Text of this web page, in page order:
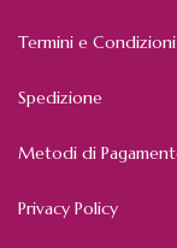
Termini e Condizioni
Spedizione
Metodi di
Privacy Policy